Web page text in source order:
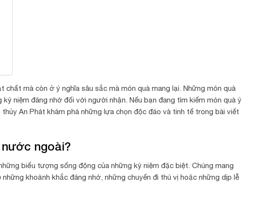
mà còn ở ý nghĩa sâu sắc mà món quà mang lại. Những món quà
niệm đáng nhớ đối với người nhận. Nếu bạn đang tìm kiếm món quà ý
An Phát khám phá những lựa chọn độc đáo và tinh tế trong bài viết
ngoài?
biểu tượng sống động của những kỷ niệm đặc biệt. Chúng mang
khoảnh khắc đáng nhớ, những chuyến đi thú vị hoặc những dịp lễ